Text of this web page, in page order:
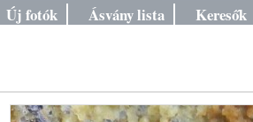
Új fotók
Ásvány lista Keresők